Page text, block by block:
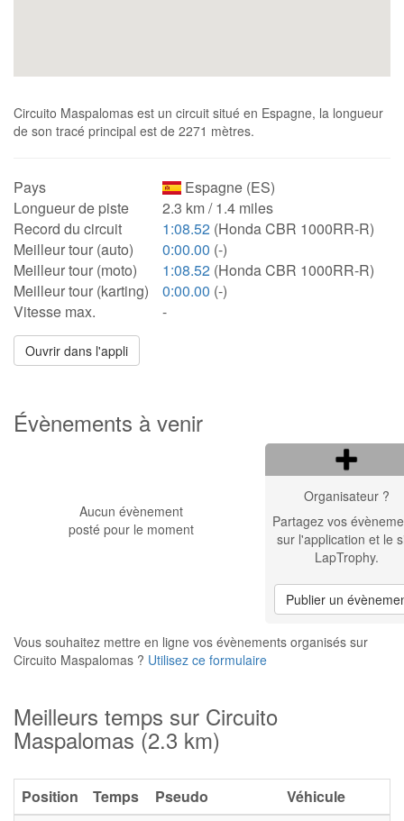
Circuito Maspalomas est un circuit situé en Espagne, la longueur
de son tracé principal est de 2271 mètres.
Pays
Espagne (ES)
Longueur de piste
2.3 km / 1.4 miles
Record du circuit
1:08.52 (Honda CBR 1000RR-R)
Meilleur tour (auto)
0:00.00 (-)
Meilleur tour (moto)
1:08.52 (Honda CBR 1000RR-R)
Meilleur tour (karting)
0:00.00 (-)
Vitesse max.
-
Ouvrir dans l'appli
Évènements à venir
Aucun évènement
posté pour le moment
Organisateur ?
Partagez vos
sur l'application et le
LapTrophy.
Publier un
Vous souhaitez mettre en ligne vos évènements organisés sur
Circuito Maspalomas ? Utilisez ce formulaire
Meilleurs temps sur Circuito
Maspalomas (2.3 km)
Position Temps Pseudo
Véhicule